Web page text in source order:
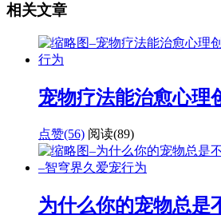
相关文章
宠物疗法能治愈心理
点赞(56) 阅读(89)
为什么你的宠物总是